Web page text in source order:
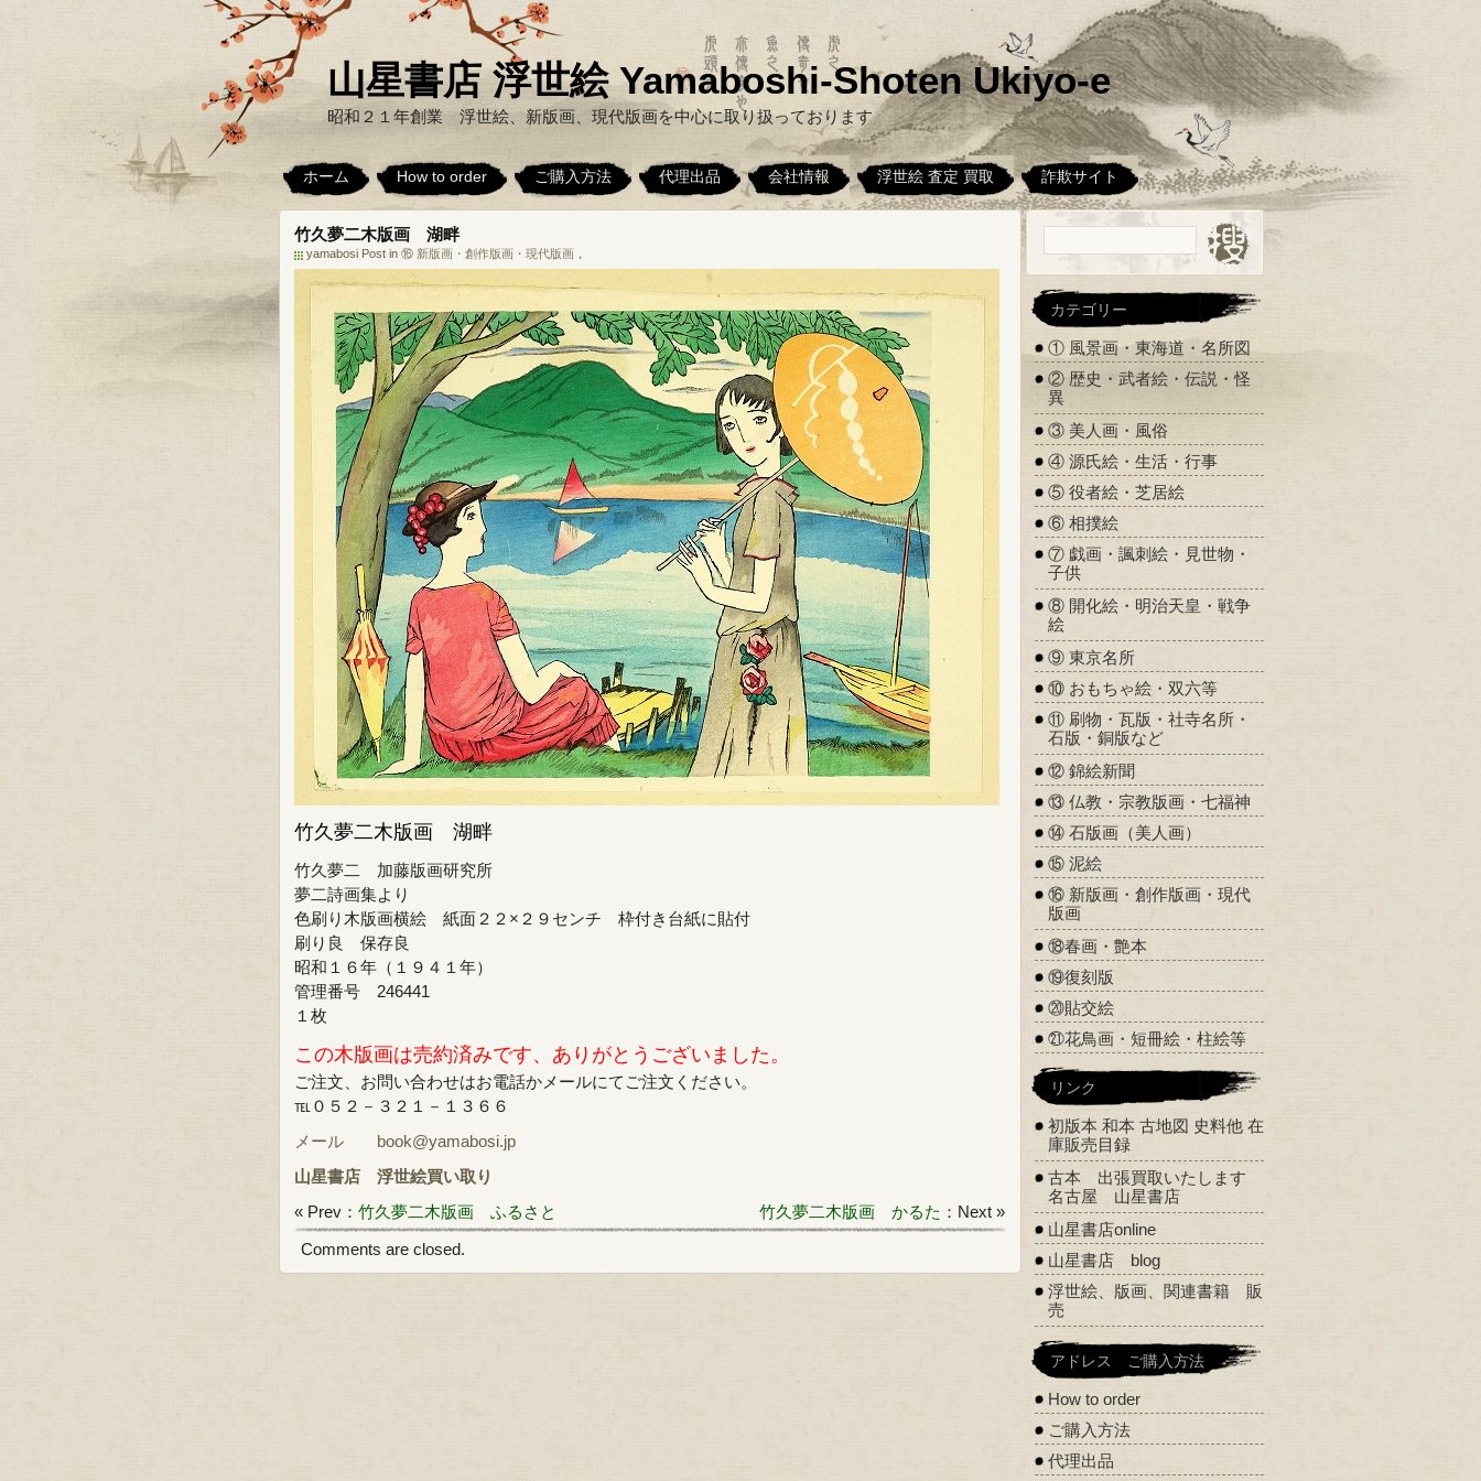
山星書店 浮世絵 Yamaboshi-Shoten Ukiyo-e
昭和２１年創業 浮世絵、新版画、現代版画を中心に取り扱っております
ホーム How to order ご購入方法 代理出品 会社情報 浮世絵 査定 買取 詐欺サイト
竹久夢二木版画 湖畔
yamabosi Post in ⑯ 新版画・創作版画・現代版画 ，
竹久夢二木版画 湖畔
竹久夢二 加藤版画研究所
夢二詩画集より
色刷り木版画横絵 紙面２２×２９センチ 枠付き台紙に貼付
刷り良 保存良
昭和１６年（１９４１年）
管理番号 246441
１枚
この木版画は売約済みです、ありがとうございました。
ご注文、お問い合わせはお電話かメールにてご注文ください。
℡０５２－３２１－１３６６
メール book@yamabosi.jp
山星書店
浮世絵買い取り
« Prev： 竹久夢二木版画 ふるさと 竹久夢二木版画 かるた ：Next »
Comments are closed.
カテゴリー
① 風景画・東海道・名所図
② 歴史・武者絵・伝説・怪
異
③ 美人画・風俗
④ 源氏絵・生活・行事
⑤ 役者絵・芝居絵
⑥ 相撲絵
⑦ 戯画・諷刺絵・見世物・
子供
⑧ 開化絵・明治天皇・戦争
絵
⑨ 東京名所
⑩ おもちゃ絵・双六等
⑪ 刷物・瓦版・社寺名所・
石版・銅版など
⑫ 錦絵新聞
⑬ 仏教・宗教版画・七福神
⑭ 石版画（美人画）
⑮ 泥絵
⑯ 新版画・創作版画・現代
版画
⑱春画・艶本
⑲復刻版
⑳貼交絵
㉑花鳥画・短冊絵・柱絵等
リンク
初版本 和本 古地図 史料他 在
庫販売目録
古本 出張買取いたします
名古屋 山星書店
山星書店online
山星書店 blog
浮世絵、版画、関連書籍 販
売
アドレス ご購入方法
How to order
ご購入方法
代理出品